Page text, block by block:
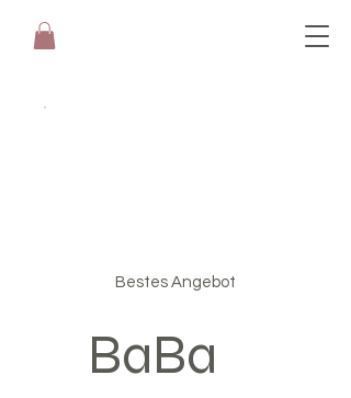
Bestes Angebot
BaBa